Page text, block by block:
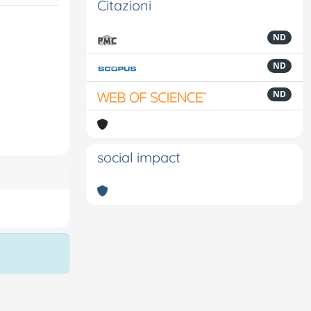
Citazioni
ND
ND
ND
social impact